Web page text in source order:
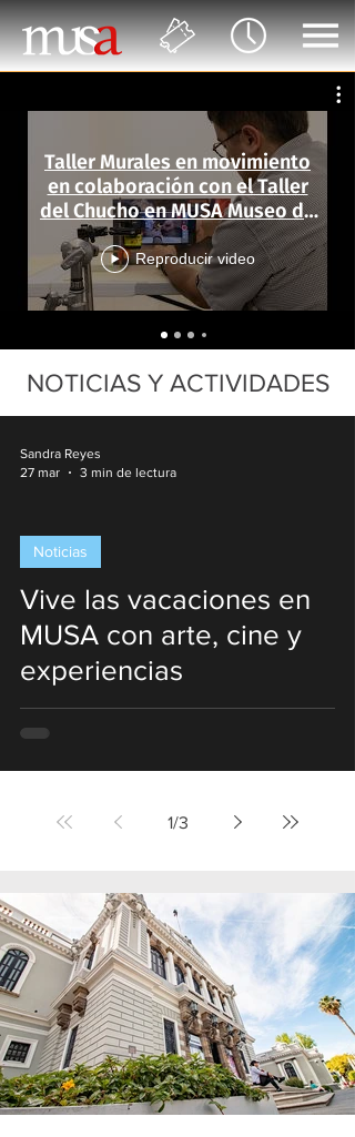
Taller Murales en movimiento
en colaboración con el Taller
del Chucho en MUSA Museo de
las Artes
Reproducir video
NOTICIAS Y ACTIVIDADES
Vive las vacaciones en
MUSA con arte, cine y
experiencias
Noticias
Sandra Reyes
27 mar
3 min de lectura
1/3